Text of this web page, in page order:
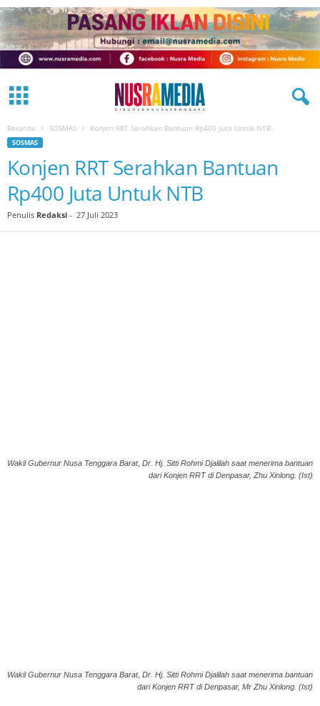
Beranda SOSMAS Konjen RRT Serahkan Bantuan Rp400 Juta Untuk NTB
SOSMAS
Konjen RRT Serahkan Bantuan
Rp400 Juta Untuk NTB
Penulis Redaksi - 27 Juli 2023
Wakil Gubernur Nusa Tenggara Barat, Dr. Hj. Sitti Rohmi Djalilah saat menerima bantuan
dari Konjen RRT di Denpasar, Zhu Xinlong. (Ist)
Wakil Gubernur Nusa Tenggara Barat, Dr. Hj. Sitti Rohmi Djalilah saat menerima bantuan
dari Konjen RRT di Denpasar, Mr Zhu Xinlong. (Ist)